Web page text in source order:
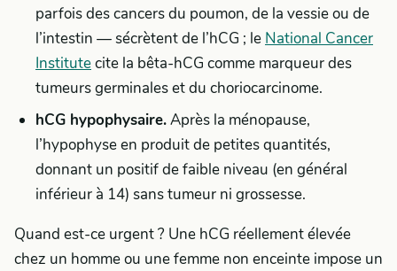
parfois des cancers du poumon, de la vessie ou de
l’intestin — sécrètent de l’hCG ; le National Cancer
Institutecite la bêta-hCG comme marqueur des
tumeurs germinales et du choriocarcinome.
hCG hypophysaire.Après la ménopause,
l’hypophyse en produit de petites quantités,
donnant un positif de faible niveau (en général
inférieur à 14) sans tumeur ni grossesse.
Quand est-ce urgent ? Une hCG réellement élevée
chez un homme ou une femme non enceinte impose un